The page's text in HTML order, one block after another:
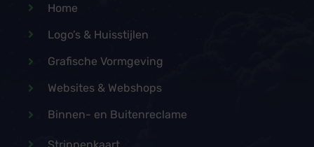
Home
Logo’s & Huisstijlen
Grafische Vormgeving
Websites & Webshops
Binnen- en Buitenreclame